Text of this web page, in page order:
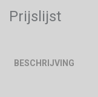
Prijslijst
BESCHRIJVING